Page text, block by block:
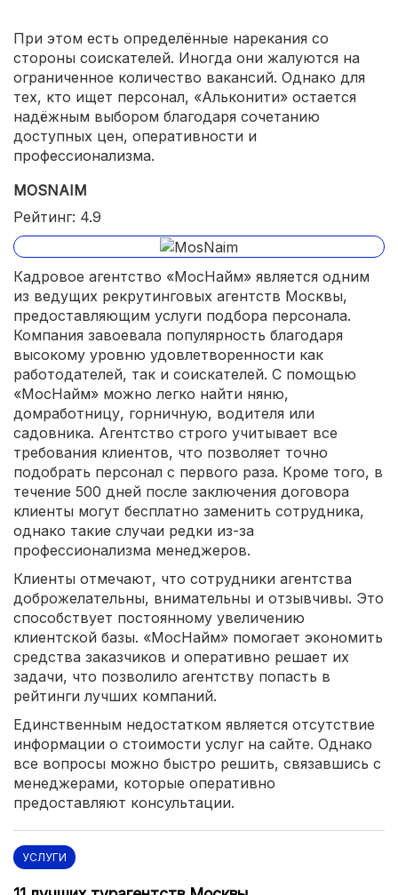
При этом есть определённые нарекания со
стороны соискателей. Иногда они жалуются на
ограниченное количество вакансий. Однако для
тех, кто ищет персонал, «Альконити» остается
надёжным выбором благодаря сочетанию
доступных цен, оперативности и
профессионализма.
MOSNAIM
Рейтинг: 4.9
Кадровое агентство «МосНайм» является одним
из ведущих рекрутинговых агентств Москвы,
предоставляющим услуги подбора персонала.
Компания завоевала популярность благодаря
высокому уровню удовлетворенности как
работодателей, так и соискателей. С помощью
«МосНайм» можно легко найти няню,
домработницу, горничную, водителя или
садовника. Агентство строго учитывает все
требования клиентов, что позволяет точно
подобрать персонал с первого раза. Кроме того, в
течение 500 дней после заключения договора
клиенты могут бесплатно заменить сотрудника,
однако такие случаи редки из-за
профессионализма менеджеров.
Клиенты отмечают, что сотрудники агентства
доброжелательны, внимательны и отзывчивы. Это
способствует постоянному увеличению
клиентской базы. «МосНайм» помогает экономить
средства заказчиков и оперативно решает их
задачи, что позволило агентству попасть в
рейтинги лучших компаний.
Единственным недостатком является отсутствие
информации о стоимости услуг на сайте. Однако
все вопросы можно быстро решить, связавшись с
менеджерами, которые оперативно
предоставляют консультации.
УСЛУГИ